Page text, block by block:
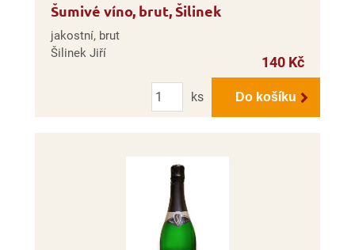
Šumivé víno, brut, Šilinek
jakostní, brut
Šilinek Jiří
140 Kč
Počet
ks
Do košíku